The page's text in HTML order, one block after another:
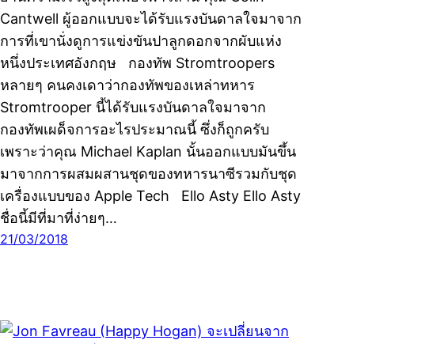
Cantwell ผู้ออกแบบจะได้รับแรงบันดาลใจมาจาก
การที่เขานั่งดูการแข่งขันปาลูกดอกจากผับแห่ง
หนึ่งประเทศอังกฤษ กองทัพ Stromtroopers
หลายๆ คนคงเดาว่ากองทัพของเหล่าทหาร
Stromtrooper นี้ได้รับแรงบันดาลใจมาจาก
กองทัพเผด็จการอะไรประมาณนี้ ซึ่งก็ถูกครับ
เพราะว่าคุณ Michael Kaplan นั้นออกแบบมันขึ้น
มาจากการผสมผสานชุดของทหารนาซีรวมกับชุด
เครื่องแบบของ Apple Tech Ello Asty Ello Asty
ชื่อนี้มีที่มาที่ง่ายๆ…
21/03/2018